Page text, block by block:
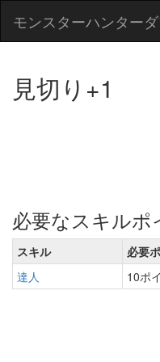
モンスターハンター
見切り+1
必要なスキルポ
スキル
必要
達人
10ポ